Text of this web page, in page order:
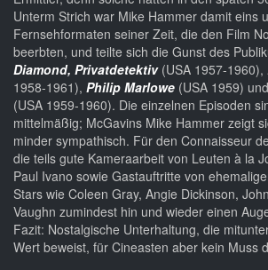
Unterm Strich war Mike Hammer damit eins
Fernsehformaten seiner Zeit, die den Film
beerbten, und teilte sich die Gunst des
Diamond, Privatdetektiv(USA 1957-1960),
1958-1961), Philip Marlowe (USA 1959) und
(USA 1959-1960). Die einzelnen Episoden
mittelmäßig; McGavins Mike Hammer zeigt
minder sympathisch. Für den Connaisseur
die teils gute Kameraarbeit von Leuten à la
Paul Ivano sowie Gastauftritte von
Stars wie Coleen Gray, Angie Dickinson,
Vaughn zumindest hin und wieder einen
Fazit: Nostalgische Unterhaltung, die
Wert beweist, für Cineasten aber kein Muss